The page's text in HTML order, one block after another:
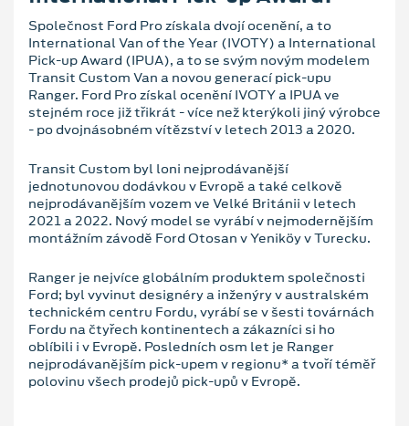
Společnost Ford Pro získala dvojí ocenění, a to
International Van of the Year (IVOTY) a International
Pick-up Award (IPUA), a to se svým novým modelem
Transit Custom Van a novou generací pick-upu
Ranger. Ford Pro získal ocenění IVOTY a IPUA ve
stejném roce již třikrát - více než kterýkoli jiný výrobce
- po dvojnásobném vítězství v letech 2013 a 2020.
Transit Custom byl loni nejprodávanější
jednotunovou dodávkou v Evropě a také celkově
nejprodávanějším vozem ve Velké Británii v letech
2021 a 2022. Nový model se vyrábí v nejmodernějším
montážním závodě Ford Otosan v Yeniköy v Turecku.
Ranger je nejvíce globálním produktem společnosti
Ford; byl vyvinut designéry a inženýry v australském
technickém centru Fordu, vyrábí se v šesti továrnách
Fordu na čtyřech kontinentech a zákazníci si ho
oblíbili i v Evropě. Posledních osm let je Ranger
nejprodávanějším pick-upem v regionu* a tvoří téměř
polovinu všech prodejů pick-upů v Evropě.